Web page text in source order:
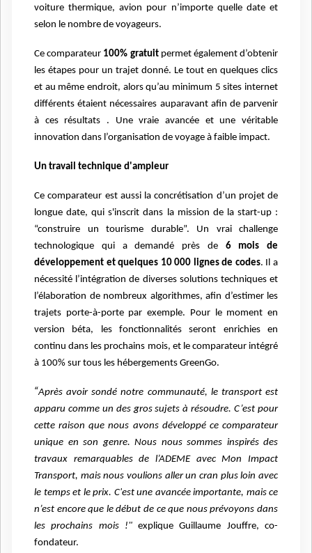
voiture thermique, avion pour n’importe quelle date et
selon le nombre de voyageurs.
Ce comparateur 100% gratuit permet également d’obtenir
les étapes pour un trajet donné. Le tout en quelques clics
et au même endroit, alors qu’au minimum 5 sites internet
différents étaient nécessaires auparavant afin de parvenir
à ces résultats . Une vraie avancée et une véritable
innovation dans l’organisation de voyage à faible impact.
Un travail technique d'ampleur
Ce comparateur est aussi la concrétisation d’un projet de
longue date, qui s'inscrit dans la mission de la start-up :
“construire un tourisme durable”. Un vrai challenge
technologique qui a demandé près de6 mois de
développement et quelques 10 000 lignes de codes. Il a
nécessité l’intégration de diverses solutions techniques et
l’élaboration de nombreux algorithmes, afin d’estimer les
trajets porte-à-porte par exemple. Pour le moment en
version béta, les fonctionnalités seront enrichies en
continu dans les prochains mois, et le comparateur intégré
à 100% sur tous les hébergements GreenGo.
“Après avoir sondé notre communauté, le transport est
apparu comme un des gros sujets à résoudre. C’est pour
cette raison que nous avons développé ce comparateur
unique en son genre. Nous nous sommes inspirés des
travaux remarquables de l’ADEME avec Mon Impact
Transport, mais nous voulions aller un cran plus loin avec
le temps et le prix. C'est une avancée importante, mais ce
n’est encore que le début de ce que nous prévoyons dans
les prochains mois !"explique Guillaume Jouffre,co-
fondateur.